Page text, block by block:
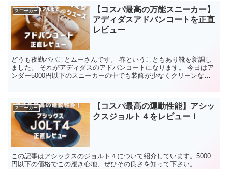
スニーカー
【コスパ最高の万能スニーカー】
アディダスアドバンコートを正直
レビュー
どうも夜勤パパことムーさんです。 春ということもあり靴を新調し
ました。 それがアディダスのアドバンコートになります。 今日はア
ンダー5000円以下のスニーカーの中でも装飾が少なくクリーンな見
スニーカー
【コスパ最高の運動性能】アシッ
クスジョルト４をレビュー！
この記事はアシックスのジョルト４について紹介しています。5000
円以下の価格でこの履き心地、ぜひその良さを知って下さい。